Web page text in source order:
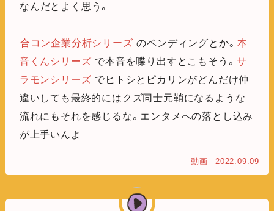
なんだとよく思う。
合コン企業分析シリーズ のペンディングとか。 本
音くんシリーズ で本音を喋り出すとこもそう。 サ
ラモンシリーズ でヒトシとピカリンがどんだけ仲
違いしても最終的にはクズ同士元鞘になるような
流れにもそれを感じるな。エンタメへの落とし込み
が上手いんよ
動画 2022.09.09